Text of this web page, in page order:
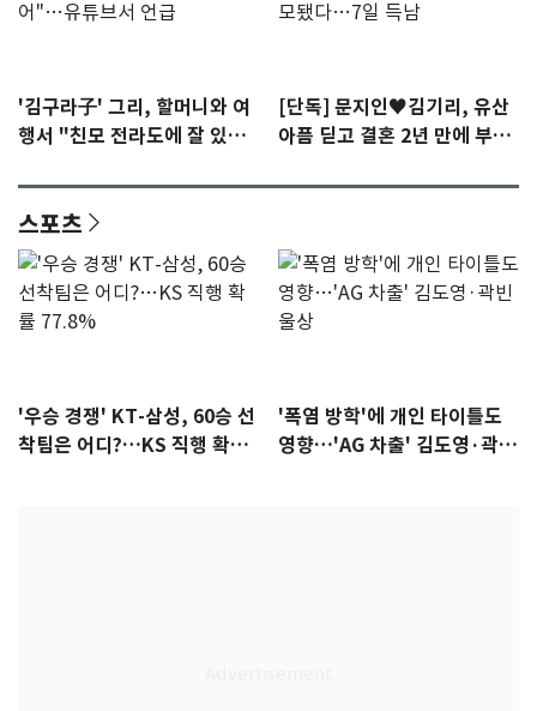
'김구라子' 그리, 할머니와 여
행서 "친모 전라도에 잘 있
[단독] 문지인♥김기리, 유산
아픔 딛고 결혼 2년 만에 부모
스포츠
'우승 경쟁' KT-삼성, 60승 선
착팀은 어디?…KS 직행 확률
'폭염 방학'에 개인 타이틀도
영향…'AG 차출' 김도영·곽빈